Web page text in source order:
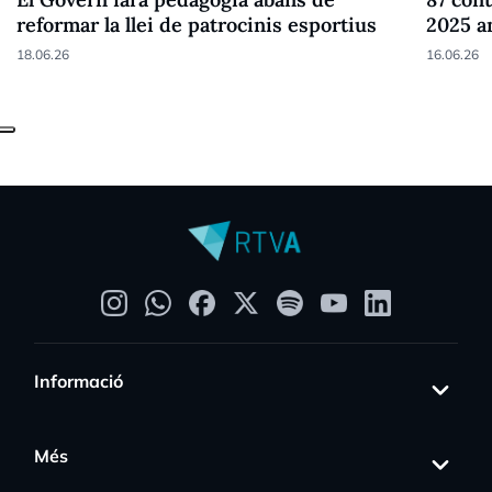
reformar la llei de patrocinis esportius
18.06.26
2025
16.06.26
Informació
Més